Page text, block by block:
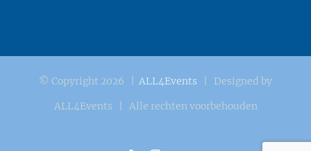
© Copyright 2026 | ALL4Events | Designed by
ALL4Events | Alle rechten voorbehouden